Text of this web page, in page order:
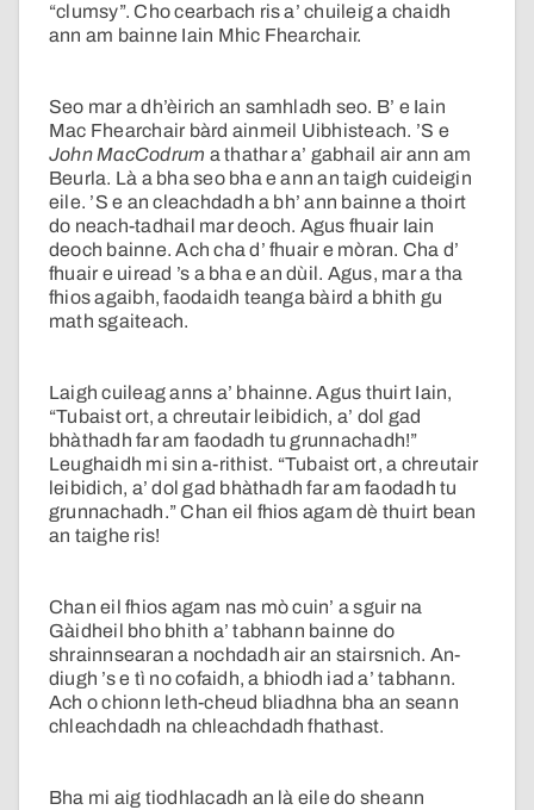
“clumsy”. Cho cearbach ris a’ chuileig a chaidh
ann am bainne Iain Mhic Fhearchair.
Seo mar a dh’èirich an samhladh seo. B’ e Iain
Mac Fhearchair bàrd ainmeil Uibhisteach. ’S e
John MacCodrum a thathar a’ gabhail air ann am
Beurla. Là a bha seo bha e ann an taigh cuideigin
eile. ’S e an cleachdadh a bh’ ann bainne a thoirt
do neach-tadhail mar deoch. Agus fhuair Iain
deoch bainne. Ach cha d’ fhuair e mòran. Cha d’
fhuair e uiread ’s a bha e an dùil. Agus, mar a tha
fhios agaibh, faodaidh teanga bàird a bhith gu
math sgaiteach.
Laigh cuileag anns a’ bhainne. Agus thuirt Iain,
“Tubaist ort, a chreutair leibidich, a’ dol gad
bhàthadh far am faodadh tu grunnachadh!”
Leughaidh mi sin a-rithist. “Tubaist ort, a chreutair
leibidich, a’ dol gad bhàthadh far am faodadh tu
grunnachadh.” Chan eil fhios agam dè thuirt bean
an taighe ris!
Chan eil fhios agam nas mò cuin’ a sguir na
Gàidheil bho bhith a’ tabhann bainne do
shrainnsearan a nochdadh air an stairsnich. An-
diugh ’s e tì no cofaidh, a bhiodh iad a’ tabhann.
Ach o chionn leth-cheud bliadhna bha an seann
chleachdadh na chleachdadh fhathast.
Bha mi aig tiodhlacadh an là eile do sheann